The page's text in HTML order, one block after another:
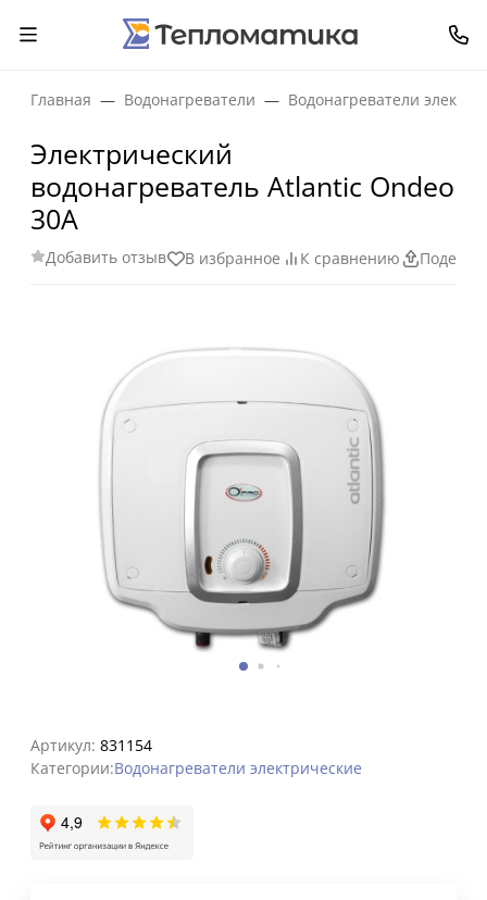
Главная Водонагреватели Водонагреватели
Электрический
водонагреватель Atlantic Ondeo
30A
Добавить отзыв В избранное К сравнению
Артикул: 831154
Категории:Водонагреватели электрические